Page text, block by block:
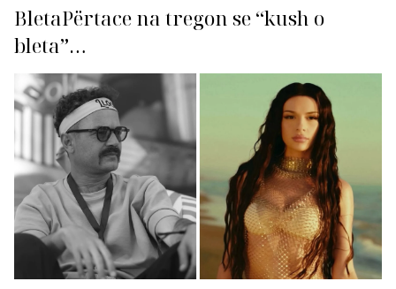
BletaPërtace na tregon se “kush o
bleta”…